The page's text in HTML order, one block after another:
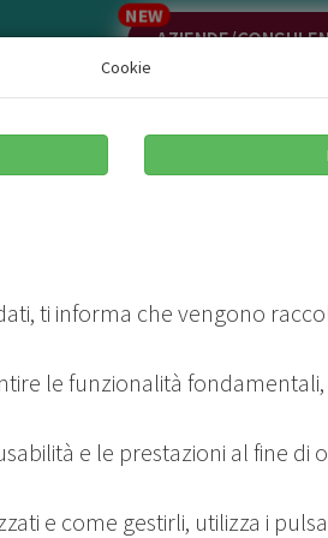
AZIENDE/
NEW
iniziative di
utili per dare il meglio di sé
sviluppare competenze tecniche
Cookie
ti informa che vengono
le funzionalità fondamentali,
e le prestazioni al fine di
e come gestirli, utilizza i